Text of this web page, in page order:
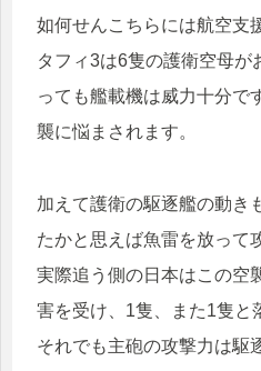
如何せんこちらには航空支
タフィ3は6隻の護衛空母が
っても艦載機は威力十分で
襲に悩まされます。
加えて護衛の駆逐艦の動き
たかと思えば魚雷を放って
実際追う側の日本はこの空
害を受け、1隻、また1隻と
それでも主砲の攻撃力は駆